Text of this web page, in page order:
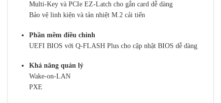
Multi‑Key và PCIe EZ‑Latch cho gắn card dễ dàng
Bảo vệ linh kiện và tản nhiệt M.2 cải tiến
Phần mềm điều chỉnh
UEFI BIOS với Q‑FLASH Plus cho cập nhật BIOS dễ dàng
Khả năng quản lý
Wake‑on‑LAN
PXE